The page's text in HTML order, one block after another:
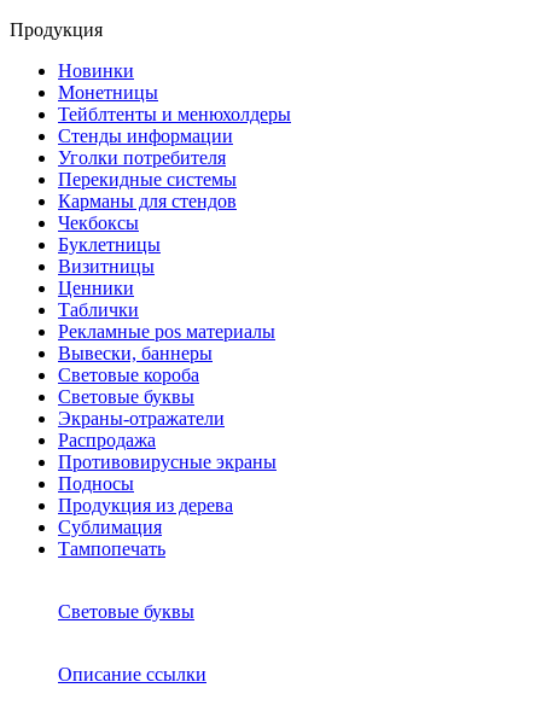
Продукция
Новинки
Монетницы
Тейблтенты и менюхолдеры
Стенды информации
Уголки потребителя
Перекидные системы
Карманы для стендов
Чекбоксы
Буклетницы
Визитницы
Ценники
Таблички
Рекламные pos материалы
Вывески, баннеры
Световые короба
Световые буквы
Экраны-отражатели
Распродажа
Противовирусные экраны
Подносы
Продукция из дерева
Сублимация
Тампопечать
Световые буквы
Описание ссылки